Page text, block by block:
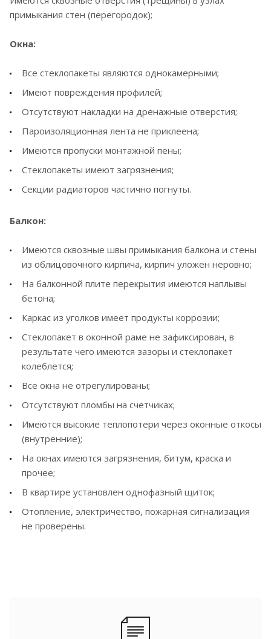
примыкания стен (перегородок);
Окна:
Все стеклопакеты являются однокамерными;
Имеют повреждения профилей;
Отсутствуют накладки на дренажные отверстия;
Пароизоляционная лента не приклеена;
Имеются пропуски монтажной пены;
Стеклопакеты имеют загрязнения;
Секции радиаторов частично погнуты.
Балкон:
Имеются сквозные швы примыкания балкона и стены
из облицовочного кирпича, кирпич уложен неровно;
На балконной плите перекрытия имеются наплывы
бетона;
Каркас из уголков имеет продукты коррозии;
Стеклопакет в оконной раме не зафиксирован, в
результате чего имеются зазоры и стеклопакет
колеблется;
Все окна не отрегулированы;
Отсутствуют пломбы на счетчиках;
Имеются высокие теплопотери через оконные откосы
(внутренние);
На окнах имеются загрязнения, битум, краска и
прочее;
В квартире установлен однофазный щиток;
Отопление, электричество, пожарная сигнализация
не проверены.